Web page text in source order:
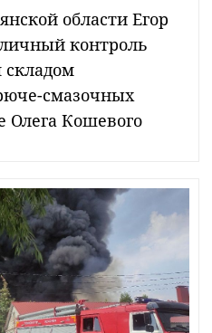
области Егор
контроль
смазочных
Олега Кошевого